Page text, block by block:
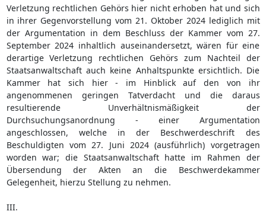
Verletzung rechtlichen Gehörs hier nicht erhoben hat und sich
in ihrer Gegenvorstellung vom 21. Oktober 2024 lediglich mit
der Argumentation in dem Beschluss der Kammer vom 27.
September 2024 inhaltlich auseinandersetzt, wären für eine
derartige Verletzung rechtlichen Gehörs zum Nachteil der
Staatsanwaltschaft auch keine Anhaltspunkte ersichtlich. Die
Kammer hat sich hier - im Hinblick auf den von ihr
angenommenen geringen Tatverdacht und die daraus
resultierende Unverhältnismäßigkeit der
Durchsuchungsanordnung - einer Argumentation
angeschlossen, welche in der Beschwerdeschrift des
Beschuldigten vom 27. Juni 2024 (ausführlich) vorgetragen
worden war; die Staatsanwaltschaft hatte im Rahmen der
Übersendung der Akten an die Beschwerdekammer
Gelegenheit, hierzu Stellung zu nehmen.
III.